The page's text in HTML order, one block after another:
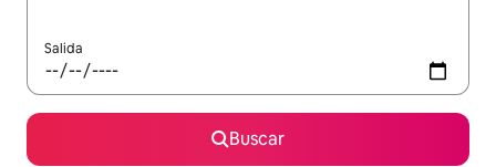
Salida
Buscar